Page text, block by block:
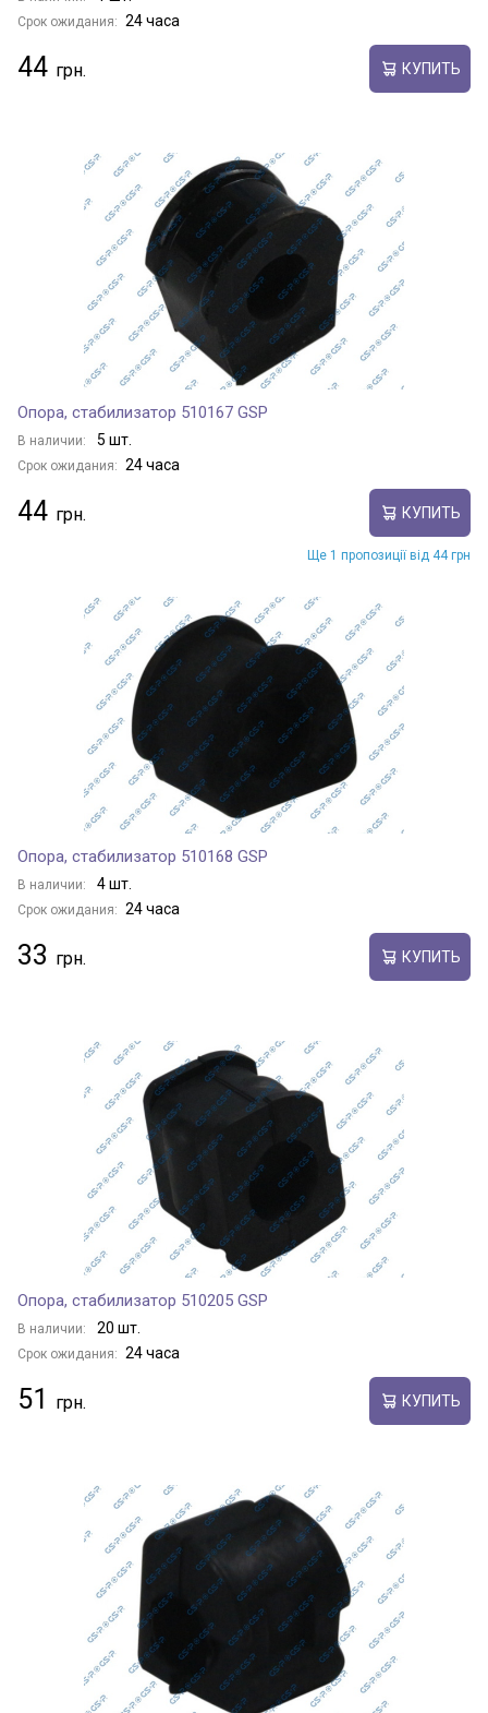
Срок ожидания: 24 часа
44 КУПИТЬ
Опора, стабилизатор 510167 GSP
В наличии: 5 шт.
Срок ожидания: 24 часа
44 КУПИТЬ
Ще 1 пропозиції від 44 грн
Опора, стабилизатор 510168 GSP
В наличии: 4 шт.
Срок ожидания: 24 часа
33 КУПИТЬ
Опора, стабилизатор 510205 GSP
В наличии: 20 шт.
Срок ожидания: 24 часа
51 КУПИТЬ